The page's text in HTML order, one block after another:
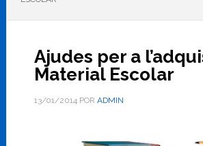
Ajudes per a
Material Escolar
13/01/2014POR ADMIN